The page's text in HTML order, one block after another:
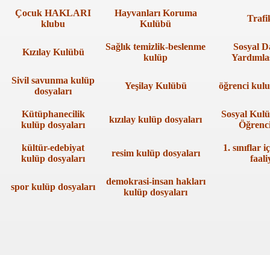
Çocuk HAKLARI
klubu
Hayvanları Koruma
Kulübü
Kızılay Kulübü
Sağlık temizlik-beslenme
kulüp
Sosyal
Sivil savunma kulüp
dosyaları
Yeşilay Kulübü öğrenci
Kütüphanecilik
kulüp dosyaları
kızılay kulüp dosyaları
Sosyal
kültür-edebiyat
kulüp dosyaları
resim kulüp dosyaları
1. sınıflar
spor kulüp dosyaları
demokrasi-insan hakları
kulüp dosyaları
YOLLARI